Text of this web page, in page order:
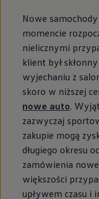
Nowe
momencie
nielicznymi
klient był
wyjechaniu z
skoro w niższej
nowe auto.
zazwyczaj
zakupie mogą
długiego okresu
zamówienia
większości
upływem czasu i